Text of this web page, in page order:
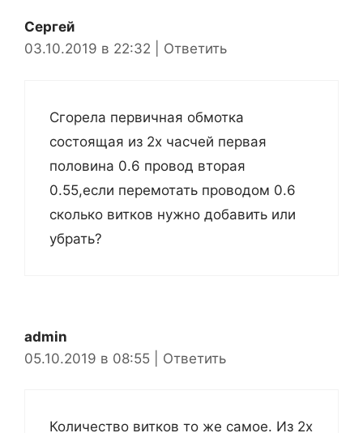
Сергей
03.10.2019 в 22:32
Ответить
Сгорела первичная обмотка
состоящая из 2х часчей первая
половина 0.6 провод вторая
0.55,если перемотать проводом 0.6
сколько витков нужно добавить или
убрать?
admin
05.10.2019 в 08:55
Ответить
Количество витков то же самое. Из 2х